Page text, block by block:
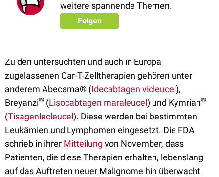
weitere spannende Themen.
Folgen
Zu den untersuchten und auch in Europa
zugelassenen Car-T-Zelltherapien gehören unter
anderem Abecama® (Idecabtagen vicleucel),
Breyanzi® (Lisocabtagen maraleucel) und Kymriah®
(Tisagenlecleucel). Diese werden bei bestimmten
Leukämien und Lymphomen eingesetzt. Die FDA
schrieb in ihrer Mitteilung von November, dass
Patienten, die diese Therapien erhalten, lebenslang
auf das Auftreten neuer Malignome hin überwacht